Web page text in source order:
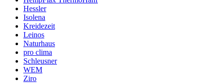
Hessler
Isolena
Kreidezeit
Leinos
Naturhaus
pro clima
Schleusner
WEM
Ziro